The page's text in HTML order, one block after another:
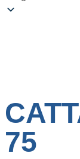
75